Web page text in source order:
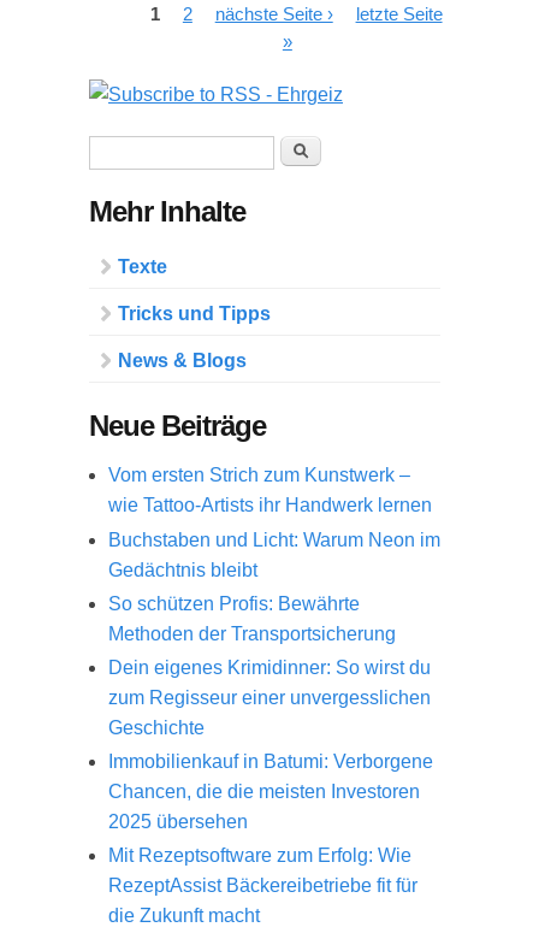
Seiten
1 2 nächste Seite ›
letzte Seite
»
Suche
Mehr Inhalte
Texte
Tricks und Tipps
News & Blogs
Neue Beiträge
Vom ersten Strich zum Kunstwerk –
wie Tattoo-Artists ihr Handwerk lernen
Buchstaben und Licht: Warum Neon im
Gedächtnis bleibt
So schützen Profis: Bewährte
Methoden der Transportsicherung
Dein eigenes Krimidinner: So wirst du
zum Regisseur einer unvergesslichen
Geschichte
Immobilienkauf in Batumi: Verborgene
Chancen, die die meisten Investoren
2025 übersehen
Mit Rezeptsoftware zum Erfolg: Wie
RezeptAssist Bäckereibetriebe fit für
die Zukunft macht